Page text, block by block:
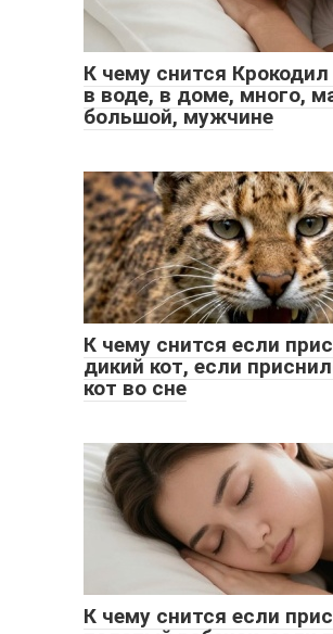
К чему снится
в воде, в доме, много,
большой, мужчине
К чему снится если
дикий кот, если
кот во сне
К чему снится если